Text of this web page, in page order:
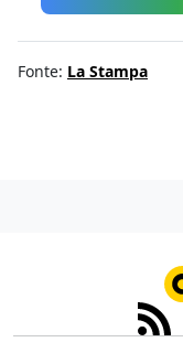
Fonte: La Stampa